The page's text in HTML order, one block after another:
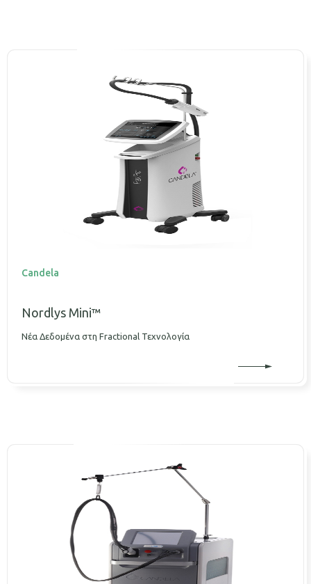
Candela
Nordlys Mini™
Νέα Δεδομένα στη Fractional Τεχνολογία